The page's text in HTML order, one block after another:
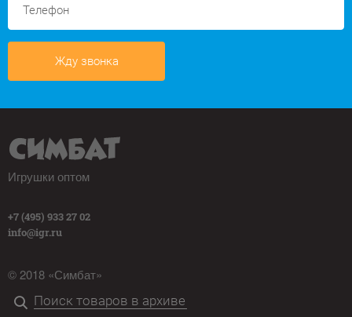
Жду звонка
Игрушки оптом
+7 (495) 933 27 02
info@igr.ru
© 2018 «Симбат»